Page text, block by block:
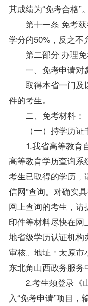
其成绩为“免考合格”。
第十一条 免考
学分的50%，反之不
第二部分 办理
一、免考申请对
取得本省一门及
件的考生。
二、免考材料：
（一）持学历
1.我省高等教育
高等教育学历查询系
考生已取得的学历，
信网”查询。对确实
网上查询的考生，请
印件等材料尽快在
地省级学历认证机构
审核。地址：太原市
东北角山西政务服务
2.考生须登录《
入“免考申请”项目，